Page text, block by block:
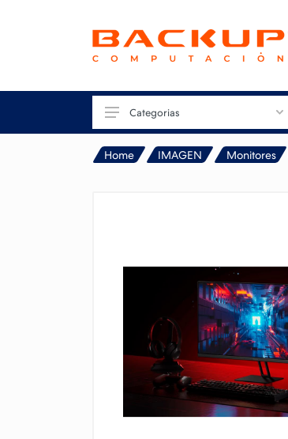
PERIFÉRICOS
ACCESORIOS
Categorias
Home IMAGEN Monitores